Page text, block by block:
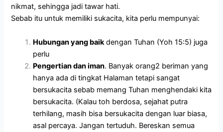
nikmat, sehingga jadi tawar hati.
Sebab itu untuk memiliki sukacita, kita perlu mempunyai:
Hubungan yang baikdengan Tuhan (Yoh 15:5) juga
perlu
Pengertian dan iman. Banyak orang2 beriman yang
hanya ada di tingkat Halaman tetapi sangat
bersukacita sebab memang Tuhan menghendaki kita
bersukacita. (Kalau toh berdosa, sejahat putra
terhilang, masih bisa bersukacita dengan luar biasa,
asal percaya. Jangan tertuduh. Bereskan semua